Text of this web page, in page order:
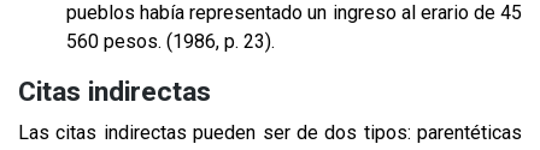
pueblos había representado un ingreso al erario de 45
560 pesos. (1986, p. 23).
Citas indirectas
Las citas indirectas pueden ser de dos tipos: parentéticas